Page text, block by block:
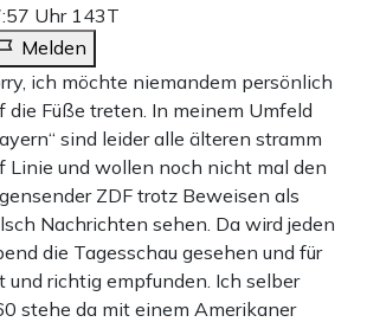
Uhr 143T
Melden
ich möchte niemandem persönlich
die Füße treten. In meinem Umfeld
sind leider alle älteren stramm
Linie und wollen noch nicht mal den
ZDF trotz Beweisen als
Nachrichten sehen. Da wird jeden
die Tagesschau gesehen und für
und richtig empfunden. Ich selber
stehe da mit einem Amerikaner